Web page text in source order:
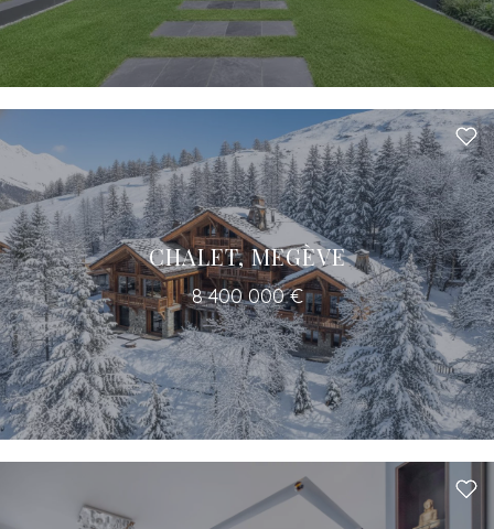
Un accès à tous les professionnels pour
votre projet
CHALET, MEGÈVE
8 400 000 €